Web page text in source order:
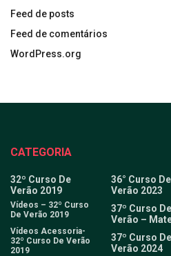
Feed de posts
Feed de comentários
WordPress.org
CATEGORIA
32º Curso De
Verão 2019
Vídeos – 32º Curso
De Verão 2019
Vídeos Acessoria-
32º Curso De Verão
2019
36° Curso De
Verão 2023
37º Curso De
Verão –
37º Curso De
Verão 2024